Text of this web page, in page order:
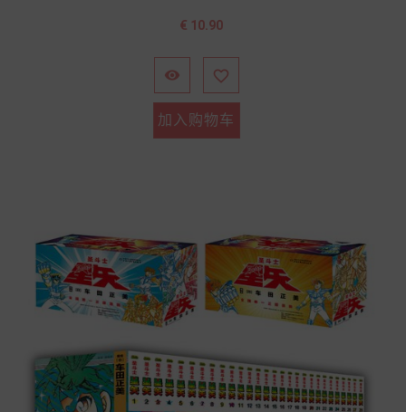
价
€ 10.90
 
加入购物车